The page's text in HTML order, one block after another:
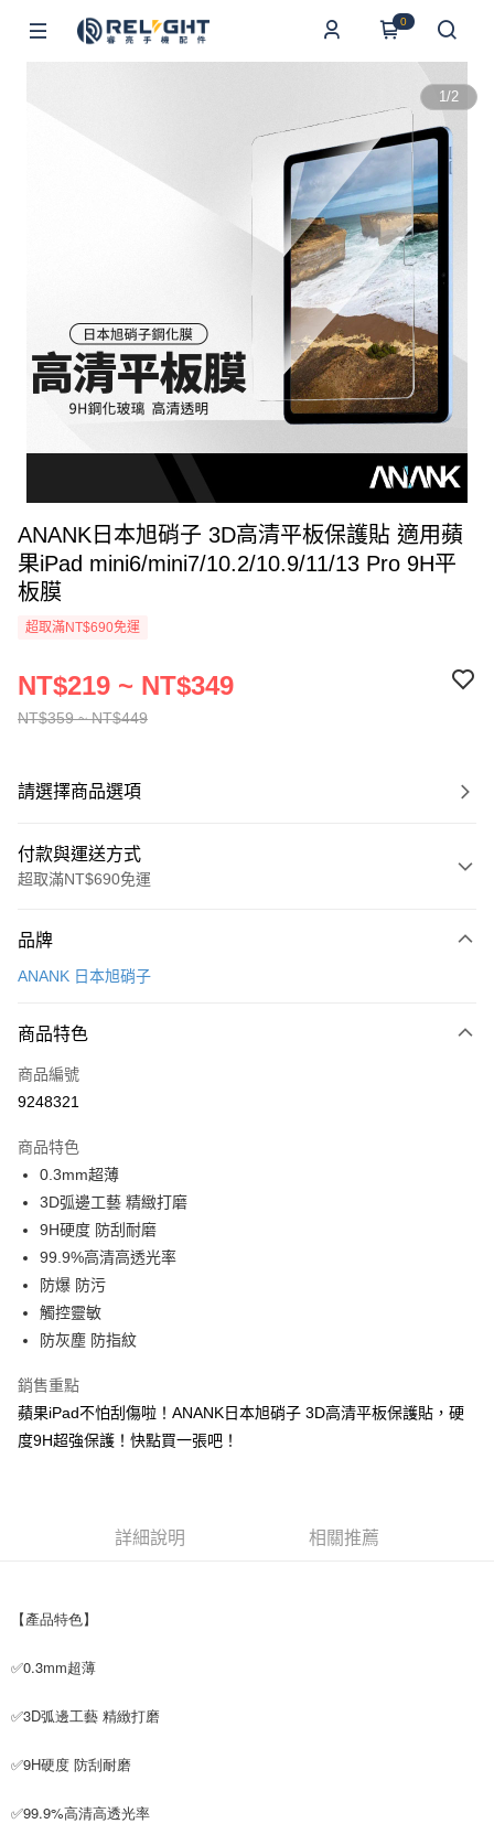
0
1/2
ANANK日本旭硝子 3D高清平板保護貼 適用蘋
果iPad mini6/mini7/10.2/10.9/11/13 Pro 9H平
板膜
超取滿NT$690免運
NT$359 ~ NT$449
NT$219 ~ NT$349
請選擇商品選項
付款與運送方式
超取滿NT$690免運
信用卡一次付款
LINE Pay
Apple Pay
悠遊付
ATM付款
運送方式
全家取貨付款
每筆NT$65，滿NT$690(含以上)免運費
每筆NT$65，滿NT$690(含以上)免運費
7-11取貨付款
每筆NT$65，滿NT$690(含以上)免運費
品牌
ANANK 日本旭硝子
商品特色
商品編號
9248321
商品特色
0.3mm超薄
3D弧邊工藝 精緻打磨
9H硬度 防刮耐磨
99.9%高清高透光率
防爆 防污
觸控靈敏
防灰塵 防指紋
銷售重點
蘋果iPad不怕刮傷啦！ANANK日本旭硝子 3D高清平板保護貼，硬
度9H超強保護！快點買一張吧！
詳細說明 相關推薦
【產品特色】
✅0.3mm超薄
✅3D弧邊工藝 精緻打磨
✅9H硬度 防刮耐磨
✅99.9%高清高透光率